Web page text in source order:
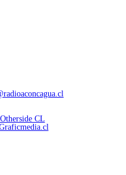
Otherside CL